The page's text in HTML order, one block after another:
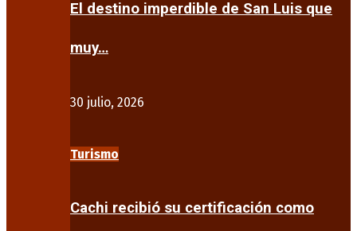
El destino imperdible de San Luis que
muy…
30 julio, 2026
Turismo
Cachi recibió su certificación como